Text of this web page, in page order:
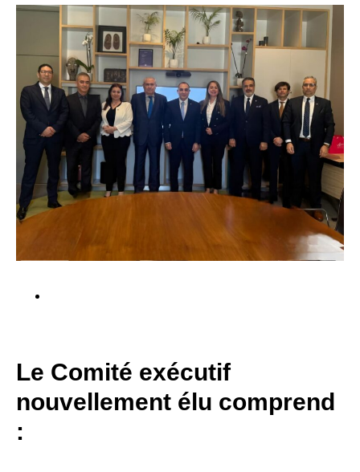
Le Comité exécutif
nouvellement élu comprend
: